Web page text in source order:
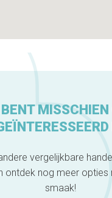
MISSCHIEN
vergelijkbare
ontdek nog meer opties
smaak!